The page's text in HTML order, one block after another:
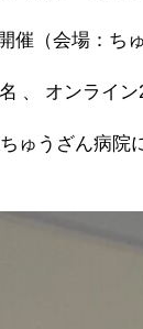
催（会場：
、 オンライン
ゅうざん病